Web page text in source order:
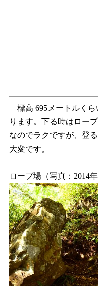
標高 695メートルくら
ります。下る時はロー
なのでラクですが、登
大変です。
ロープ場（写真：2014